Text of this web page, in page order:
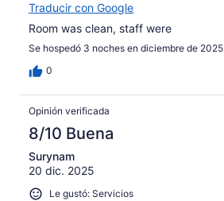
Traducir con Google
Room was clean, staff were
Se hospedó 3 noches en diciembre de 2025
0
Opinión verificada
8/10 Buena
Surynam
20 dic. 2025
Le gustó: Servicios